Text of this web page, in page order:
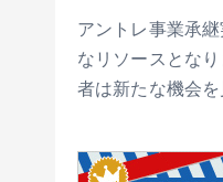
アントレ事業承
なリソースとな
者は新たな機会